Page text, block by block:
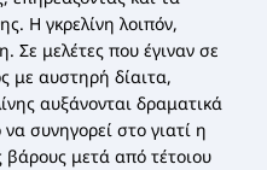
Η γκρελίνη λοιπόν,
Σε μελέτες που έγιναν σε
με αυστηρή δίαιτα,
αυξάνονται δραματικά
συνηγορεί στο γιατί η
μετά από τέτοιου